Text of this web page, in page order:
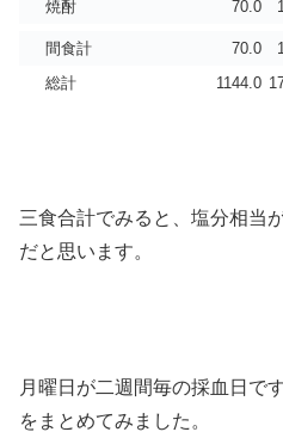
焼酎
70.0
間食計 70.0
総計
1144.0
三食合計でみると、塩分相当
だと思います。
月曜日が二週間毎の採血日で
をまとめてみました。